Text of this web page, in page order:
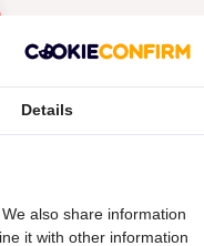
Details
also share information
it with other information